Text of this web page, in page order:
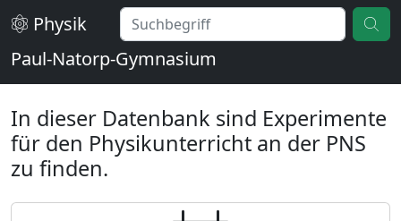
Physik
Paul-Natorp-Gymnasium
In dieser Datenbank sind Experimente
für den Physikunterricht an der PNS
zu finden.